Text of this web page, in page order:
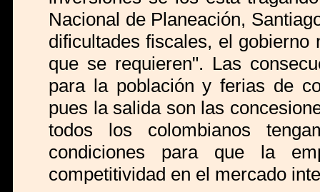
Nacional de Planeación,
dificultades fiscales, el
que se requieren". Las
para la población y ferias de
pues la salida son las
todos los colombianos
condiciones para que la
competitividad en el mercado